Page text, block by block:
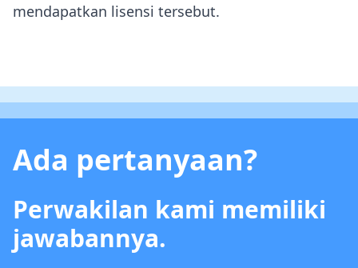
mendapatkan lisensi tersebut.
Ada pertanyaan?
Perwakilan kami memiliki
jawabannya.